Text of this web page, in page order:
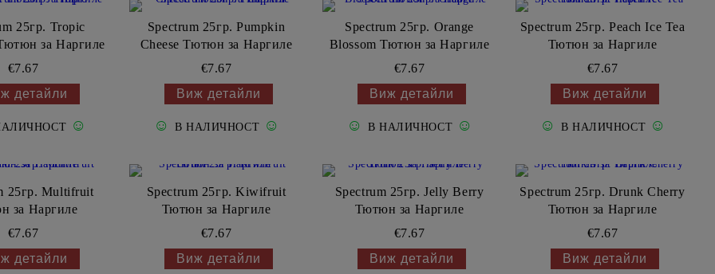
25гр. Tropic
за Наргиле
€7.67
детайли
☺
Spectrum 25гр. Pumpkin
Cheese Тютюн за Наргиле
€7.67
Виж детайли
☺ В НАЛИЧНОСТ ☺
Spectrum 25гр. Orange
Blossom Тютюн за Наргиле
€7.67
Виж детайли
☺ В НАЛИЧНОСТ ☺
Spectrum 25гр. Peach Ice Tea
Тютюн за Наргиле
€7.67
Виж детайли
☺ В НАЛИЧНОСТ ☺
25гр. Multifruit
за Наргиле
€7.67
детайли
Spectrum 25гр. Kiwifruit
Тютюн за Наргиле
€7.67
Виж детайли
Spectrum 25гр. Jelly Berry
Тютюн за Наргиле
€7.67
Виж детайли
Spectrum 25гр. Drunk Cherry
Тютюн за Наргиле
€7.67
Виж детайли